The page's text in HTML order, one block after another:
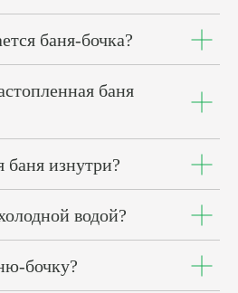
баня-бочка?
баня
баня изнутри?
водой?
бочку?